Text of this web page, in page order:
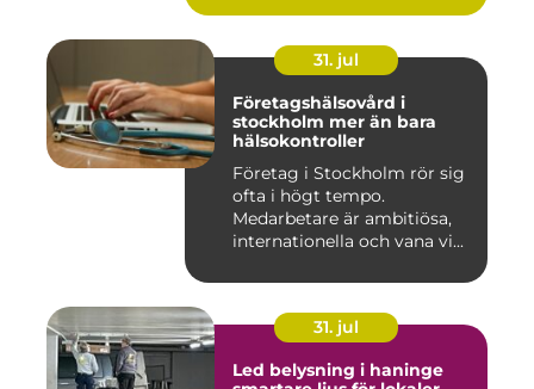
31. jul
Företagshälsovård i
stockholm mer än bara
hälsokontroller
Företag i Stockholm rör sig
ofta i högt tempo.
Medarbetare är ambitiösa,
internationella och vana vi...
31. jul
Led belysning i haninge